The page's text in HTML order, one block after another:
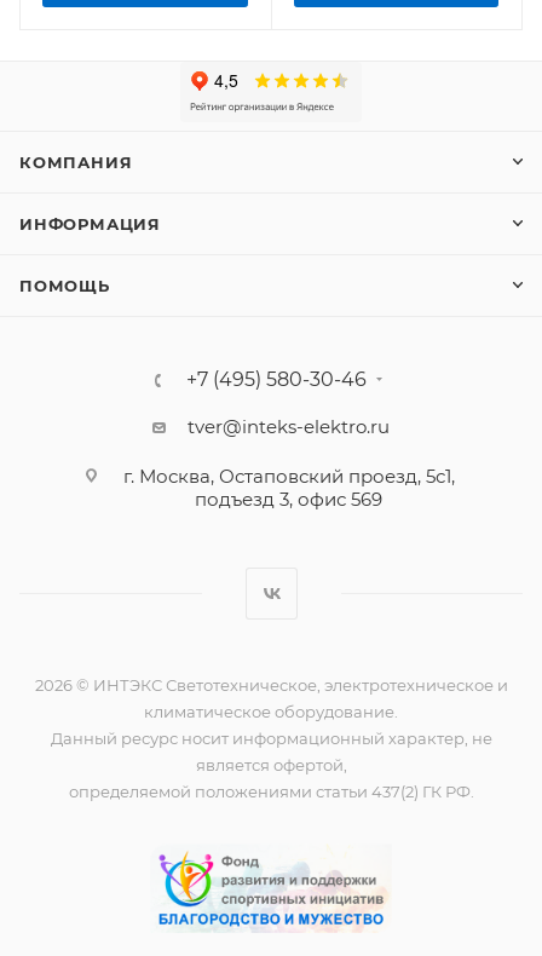
КОМПАНИЯ
ИНФОРМАЦИЯ
ПОМОЩЬ
+7 (495) 580-30-46
tver@inteks-elektro.ru
г. Москва, Остаповский проезд, 5с1,
подъезд 3, офис 569
2026 © ИНТЭКС Светотехническое, электротехническое и
климатическое оборудование.
Данный ресурс носит информационный характер, не
является офертой,
определяемой положениями статьи 437(2) ГК РФ.